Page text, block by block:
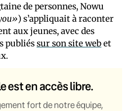
de personnes, Nowu
) s’appliquait à raconter
aux jeunes, avec des
publiéssur son site webet
est en accès libre.
fort de notre équipe,